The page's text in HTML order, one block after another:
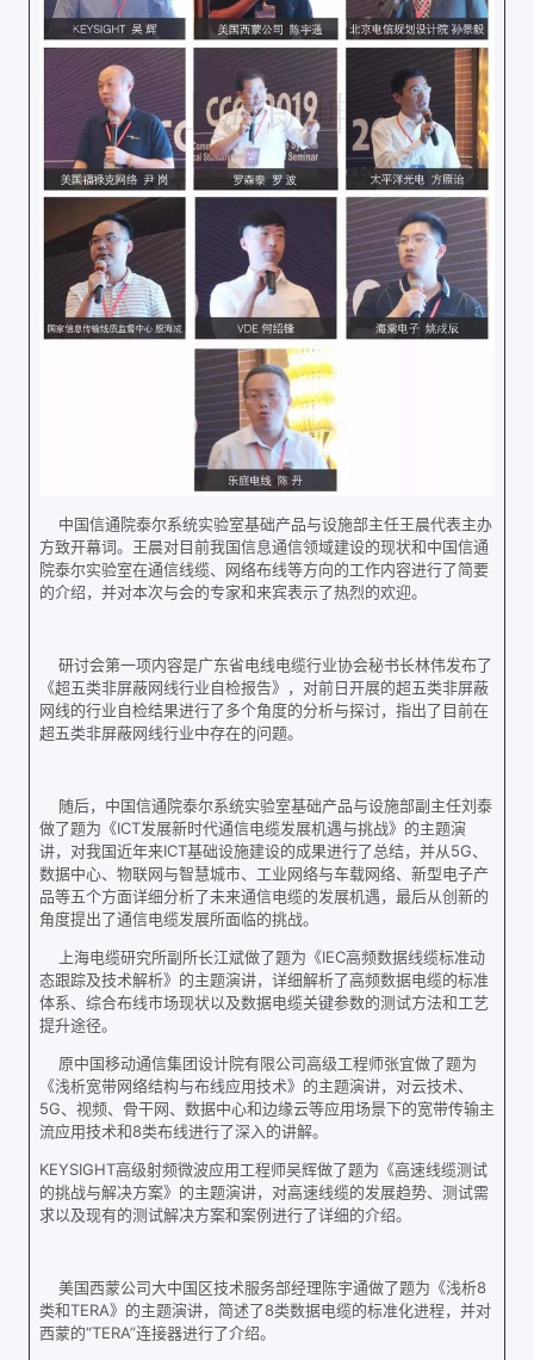
中国信通院泰尔系统实验室基础产品与设施部主任王晨代表主办
方致开幕词。王晨对目前我国信息通信领域建设的现状和中国信通
院泰尔实验室在通信线缆、网络布线等方向的工作内容进行了简要
的介绍，并对本次与会的专家和来宾表示了热烈的欢迎。
研讨会第一项内容是广东省电线电缆行业协会秘书长林伟发布了
《超五类非屏蔽网线行业自检报告》，对前日开展的超五类非屏蔽
网线的行业自检结果进行了多个角度的分析与探讨，指出了目前在
超五类非屏蔽网线行业中存在的问题。
随后，中国信通院泰尔系统实验室基础产品与设施部副主任刘泰
做了题为《ICT发展新时代通信电缆发展机遇与挑战》的主题演
讲，对我国近年来ICT基础设施建设的成果进行了总结，并从5G、
数据中心、物联网与智慧城市、工业网络与车载网络、新型电子产
品等五个方面详细分析了未来通信电缆的发展机遇，最后从创新的
角度提出了通信电缆发展所面临的挑战。
上海电缆研究所副所长江斌做了题为《IEC高频数据线缆标准动
态跟踪及技术解析》的主题演讲，详细解析了高频数据电缆的标准
体系、综合布线市场现状以及数据电缆关键参数的测试方法和工艺
提升途径。
原中国移动通信集团设计院有限公司高级工程师张宜做了题为
《浅析宽带网络结构与布线应用技术》的主题演讲，对云技术、
5G、视频、骨干网、数据中心和边缘云等应用场景下的宽带传输主
流应用技术和8类布线进行了深入的讲解。
KEYSIGHT高级射频微波应用工程师吴辉做了题为《高速线缆测试
的挑战与解决方案》的主题演讲，对高速线缆的发展趋势、测试需
求以及现有的测试解决方案和案例进行了详细的介绍。
美国西蒙公司大中国区技术服务部经理陈宇通做了题为《浅析8
类和TERA》的主题演讲，简述了8类数据电缆的标准化进程，并对
西蒙的“TERA”连接器进行了介绍。